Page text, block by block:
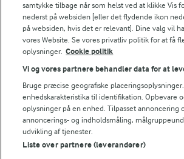
Følg
© 2026 Arla Foods
Vælg en anden cookies
samtykke tilbage når som helst ved at klikke Vis
nederst på websiden [eller det flydende ikon
på websiden, hvis det er relevant]. Dine valg vil
vores Website. Se vores privatliv politik for at få
oplysninger. Cookie politik
Vi og vores partnere behandler data for at
Bruge præcise geografiske
enhedskarakteristika til identifikation. Opbevare
oplysninger på en enhed. Tilpasset annoncering
annoncerings- og indholdsmåling,
udvikling af tjenester.
Liste over partnere (leverandører)